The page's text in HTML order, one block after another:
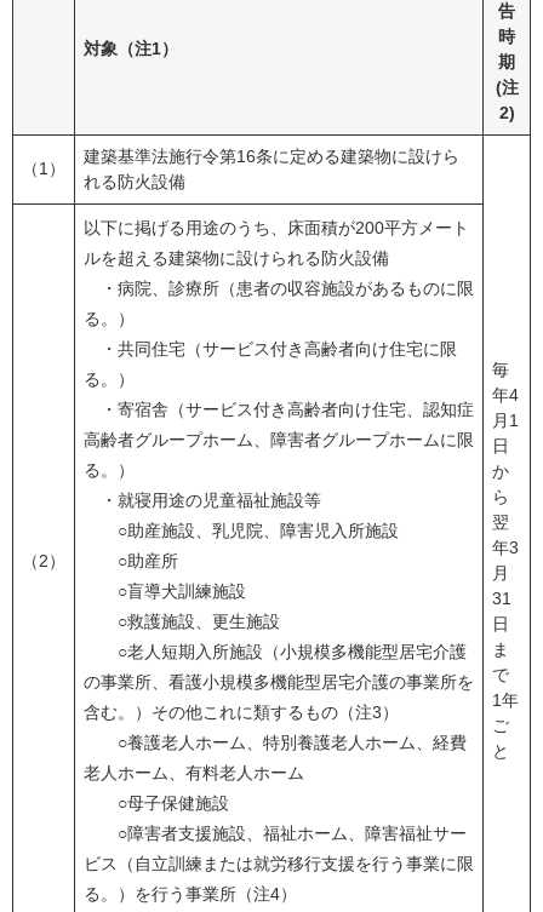
対象（注1）
告
時
期
(注
2)
（1）
建築基準法施行令第16条に定める建築物に設けら
れる防火設備
毎
年4
月1
日
か
ら
翌
年3
月
31
日
ま
で
1年
ご
と
（2）
以下に掲げる用途のうち、床面積が200平方メート
ルを超える建築物に設けられる防火設備
・病院、診療所（患者の収容施設があるものに限
る。）
・共同住宅（サービス付き高齢者向け住宅に限
る。）
・寄宿舎（サービス付き高齢者向け住宅、認知症
高齢者グループホーム、障害者グループホームに限
る。）
・就寝用途の児童福祉施設等
○助産施設、乳児院、障害児入所施設
○助産所
○盲導犬訓練施設
○救護施設、更生施設
○老人短期入所施設（小規模多機能型居宅介護
の事業所、看護小規模多機能型居宅介護の事業所を
含む。）その他これに類するもの（注3）
○養護老人ホーム、特別養護老人ホーム、経費
老人ホーム、有料老人ホーム
○母子保健施設
○障害者支援施設、福祉ホーム、障害福祉サー
ビス（自立訓練または就労移行支援を行う事業に限
る。）を行う事業所（注4）